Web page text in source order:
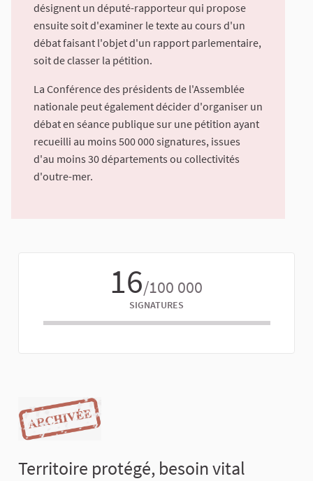
désignent un député-rapporteur qui propose
ensuite soit d'examiner le texte au cours d'un
débat faisant l'objet d'un rapport parlementaire,
soit de classer la pétition.
La Conférence des présidents de l'Assemblée
nationale peut également décider d'organiser un
débat en séance publique sur une pétition ayant
recueilli au moins 500 000 signatures, issues
d'au moins 30 départements ou collectivités
d'outre-mer.
16/100 000
SIGNATURES
Territoire protégé, besoin vital